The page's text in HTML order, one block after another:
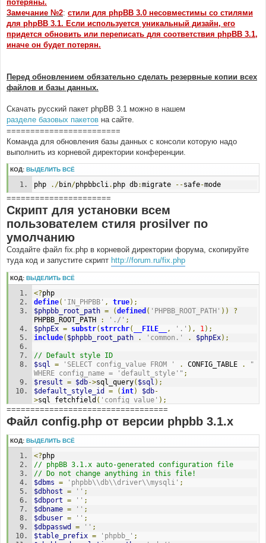
потеряны.
Замечание №2: стили для phpBB 3.0 несовместимы со стилями
для phpBB 3.1. Если используется уникальный дизайн, его
придется обновить или переписать для соответствия phpBB 3.1,
иначе он будет потерян.
Перед обновлением обязательно сделать резервные копии всех
файлов и базы данных.
Скачать русский пакет phpBB 3.1 можно в нашем
разделе базовых пакетов на сайте.
========================
Команда для обновления базы данных с консоли которую надо
выполнить из корневой директории конференции.
КОД: ВЫДЕЛИТЬ ВСЁ
php ./bin/phpbbcli. php db:migrate --safe-mode
======================
Скрипт для установки всем
пользователем стиля prosilver по
умолчанию
Создайте файл fix.php в корневой директории форума, скопируйте
туда код и запустите скрипт http://forum.ru/fix.php
КОД: ВЫДЕЛИТЬ ВСЁ
<?php
define( 'IN_PHPBB' , true);
$phpbb_root_path = (defined ( 'PHPBB_ROOT_PATH' ))
?
PHPBB_ROOT_PATH
: './' ;
$phpEx = substr( strrchr( __FILE__ , '.' ), 1);
include( $phpbb_root_path . 'common.' . $phpEx);
// Default style ID
$sql = 'SELECT config_value FROM ' . CONFIG_TABLE .
"
WHERE config_name = 'default_style'" ;
$result = $db->sql_query( $sql );
$default_style_id
= (int) $db-
>sql_fetchfield ( 'config_value' );
$db->sql_freeresult($result);
// Default style name
$sql = 'SELECT style_name FROM ' . STYLES_TABLE . '
WHERE style_id = '
$result
$default_style_name = $db-
> sql_fetchfield( 'style_name' );
$db-> sql_freeresult ( $result );
// Active styles
$sql =
'SELECT style_id, style_name, style_active
FROM '
. STYLES_TABLE
$result = $db ->
while
$row = $db ->sql_fetchrow
==================================
Файл config.php от версии phpbb 3.1.x
КОД: ВЫДЕЛИТЬ ВСЁ
<?php
// phpBB 3.1.x auto-generated configuration file
// Do not change anything in this file!
$dbms = 'phpbb\\db\\driver\\mysqli' ;
$dbhost = '' ;
$dbport = '' ;
$dbname = '' ;
$dbuser = '' ;
$dbpasswd
= '' ;
$table_prefix = 'phpbb_' ;